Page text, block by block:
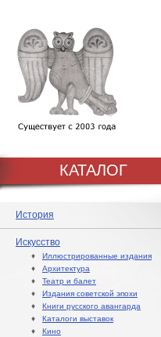
КАТАЛОГ
История
Искусство
♦ Иллюстрированные издания
♦ Архитектура
♦ Театр и балет
♦ Издания советской эпохи
♦ Книги русского авангарда
♦ Каталоги выставок
♦ Кино